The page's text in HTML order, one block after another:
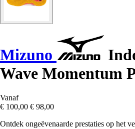
Mizuno
Wave Momentum
Vanaf
€ 100,00 € 98,00
Ontdek ongeëvenaarde prestaties op het